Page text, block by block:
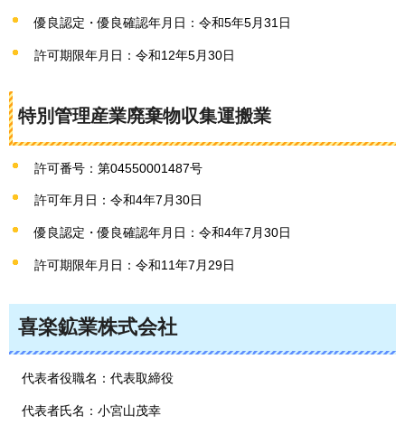
優良認定・優良確認年月日：令和5年5月31日
許可期限年月日：令和12年5月30日
特別管理産業廃棄物収集運搬業
許可番号：第04550001487号
許可年月日：令和4年7月30日
優良認定・優良確認年月日：令和4年7月30日
許可期限年月日：令和11年7月29日
喜楽鉱業株式会社
代表者役職名：代表取締役
代表者氏名：小宮山茂幸